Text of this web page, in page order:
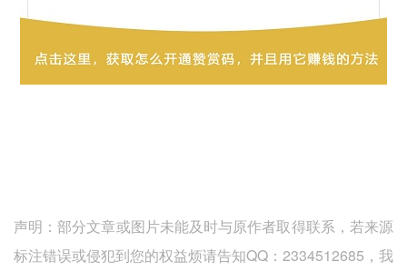
声明：部分文章或图片未能及时与原作者取得联系，若来源
标注错误或侵犯到您的权益烦请告知QQ：2334512685，我